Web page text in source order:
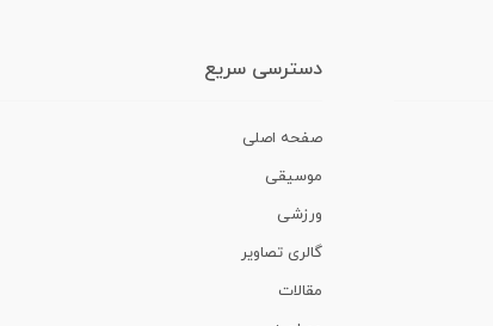
دسترسی سریع
صفحه اصلی
موسیقی
ورزشی
گالری تصاویر
مقالات